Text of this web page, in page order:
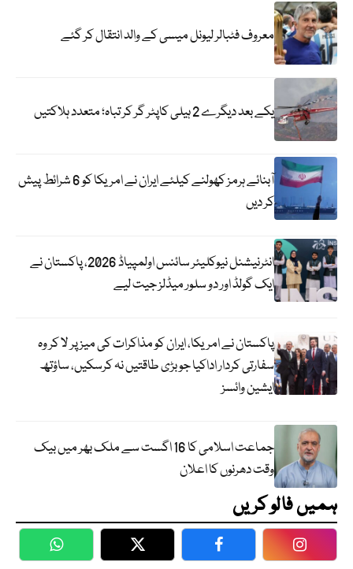
معروف فٹبالر لیونل میسی کے والد انتقال کر گئے
یکے بعد دیگرے 2 ہیلی کاپٹر گر کر تباہ؛ متعدد ہلاکتیں
آبنائے ہرمز کھولنے کیلئے ایران نے امریکا کو 6 شرائط پیش
کر دیں
انٹرنیشنل نیوکلیئر سائنس اولمپیاڈ 2026، پاکستان نے
ایک گولڈ اور دو سلور میڈلز جیت لیے
پاکستان نے امریکا، ایران کو مذاکرات کی میز پر لا کر وہ
سفارتی کردار اداکیا جو بڑی طاقتیں نہ کرسکیں، ساؤتھ
ایشین وائسز
جماعت اسلامی کا 16 اگست سے ملک بھر میں بیک
وقت دھرنوں کا اعلان
ہمیں فالو کریں
WhatsApp Twitter Facebook